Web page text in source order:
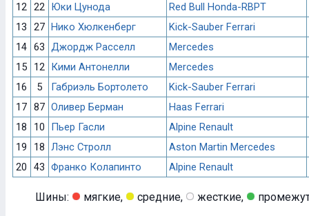
12 22 Юки Цунода
Red Bull Honda-RBPT
13
27 Нико Хюлкенберг
Kick-Sauber Ferrari
14 63 Джордж Расселл
Mercedes
15
12 Кими Антонелли
Mercedes
16
5 Габриэль Бортолето
Kick-Sauber Ferrari
17 87 Оливер Берман
Haas Ferrari
18
10 Пьер Гасли
Alpine Renault
19
18 Лэнс Стролл
Aston Martin Mercedes
20
43 Франко Колапинто Alpine Renault
Шины: мягкие, средние, жесткие,